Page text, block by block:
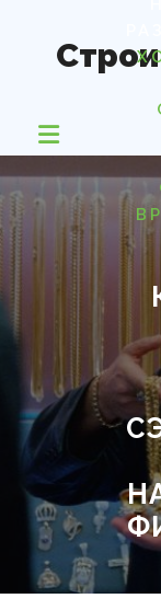
содержимому